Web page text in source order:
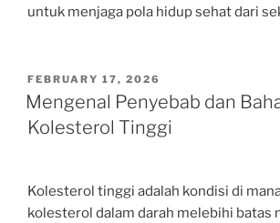
untuk menjaga pola hidup sehat dari
POSTED
ON
FEBRUARY 17, 2026
Mengenal Penyebab dan
Kolesterol Tinggi
Kolesterol tinggi adalah kondisi di
kolesterol dalam darah melebihi batas